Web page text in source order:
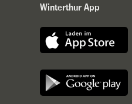
Winterthur App